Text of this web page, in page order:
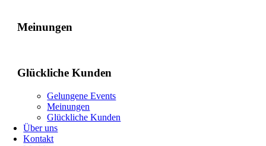
Meinungen
Glückliche Kunden
Gelungene Events
Meinungen
Glückliche Kunden
Über uns
Kontakt